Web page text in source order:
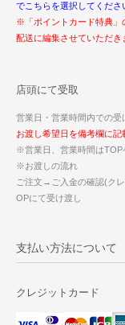
でこちらを選択してくださ
※「ポイントカード特典」
配送に編集させていただき
店頭にて受取
営業日・営業時間内での受
お渡し希望日を備考欄に記
※営業日、営業時間はTOP
※お渡しの流れ
ご注文→ご入金の確認(ク
OPにて受け渡し
支払い方法について
クレジットカード